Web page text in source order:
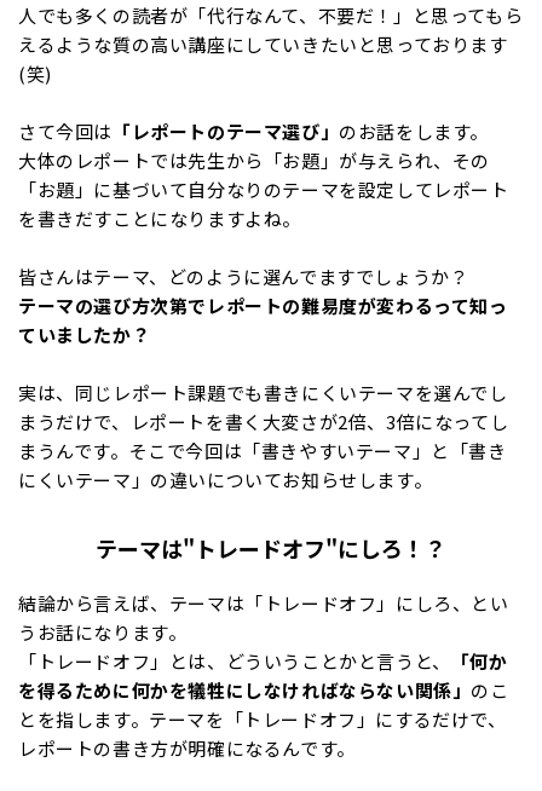
人でも多くの読者が「代行なんて、不要だ！」と思ってもら
えるような質の高い講座にしていきたいと思っております
(笑)
さて今回は 「レポートのテーマ選び」 のお話をします。
大体のレポートでは先生から「お題」が与えられ、その
「お題」に基づいて自分なりのテーマを設定してレポート
を書きだすことになりますよね。
皆さんはテーマ、どのように選んでますでしょうか？
テーマの選び方次第でレポートの難易度が変わるって知っ
ていましたか？
実は、同じレポート課題でも書きにくいテーマを選んでし
まうだけで、レポートを書く大変さが2倍、3倍になってし
まうんです。そこで今回は「書きやすいテーマ」と「書き
にくいテーマ」の違いについてお知らせします。
テーマは"トレードオフ"にしろ！？
結論から言えば、テーマは「トレードオフ」にしろ、とい
うお話になります。
「トレードオフ」とは、どういうことかと言うと、
「何か
を得るために何かを犠牲にしなければならない関係」 のこ
とを指します。テーマを「トレードオフ」にするだけで、
レポートの書き方が明確になるんです。